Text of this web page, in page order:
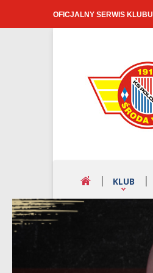
OFICJALNY SERWIS KLUBU
KLUB